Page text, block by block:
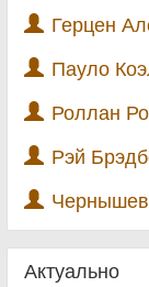
Герцен
Пауло
Роллан
Рэй
Актуально